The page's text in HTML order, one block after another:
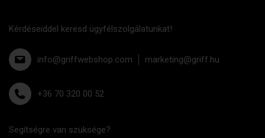
Kérdéseiddel keresd ügyfélszolgálatunkat!
info@griffwebshop.com marketing@griff.hu
+36 70 320 00 52
Segítségre van szüksége?